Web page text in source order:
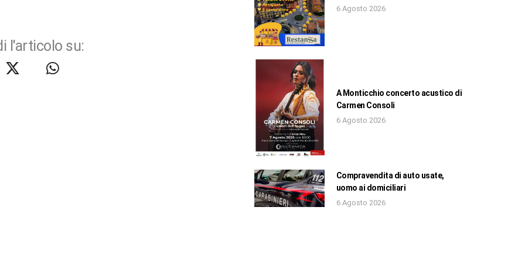
l'articolo su:
6 Agosto 2026
A Monticchio concerto acustico di
Carmen Consoli
6 Agosto 2026
Compravendita di auto usate,
uomo ai domiciliari
6 Agosto 2026